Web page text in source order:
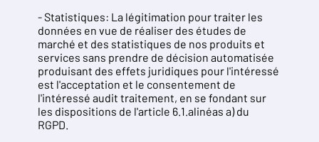
- Statistiques: La légitimation pour traiter les
données en vue de réaliser des études de
marché et des statistiques de nos produits et
services sans prendre de décision automatisée
produisant des effets juridiques pour l'intéressé
est l'acceptation et le consentement de
l'intéressé audit traitement, en se fondant sur
les dispositions de l'article 6.1.alinéas a) du
RGPD.